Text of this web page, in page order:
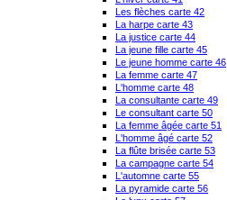
Les flèches carte 42
La harpe carte 43
La justice carte 44
La jeune fille carte 45
Le jeune homme carte 46
La femme carte 47
L'homme carte 48
La consultante carte 49
Le consultant carte 50
La femme âgée carte 51
L'homme âgé carte 52
La flûte brisée carte 53
La campagne carte 54
L'automne carte 55
La pyramide carte 56